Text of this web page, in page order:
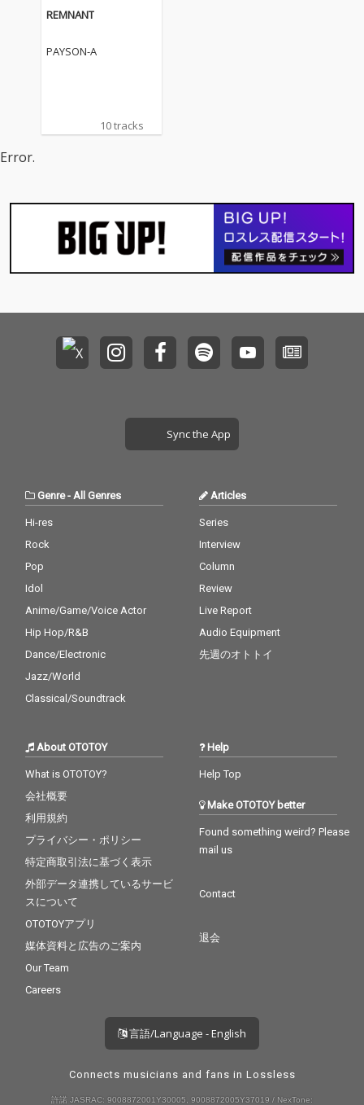
REMNANT
PAYSON-A
10 tracks
Error.
Sync the App
Genre- All Genres
Hi-res
Rock
Pop
Idol
Anime/Game/Voice Actor
Hip Hop/R&B
Dance/Electronic
Jazz/World
Classical/Soundtrack
Articles
Series
Interview
Column
Review
Live Report
Audio Equipment
先週のオトトイ
About OTOTOY
What is OTOTOY?
会社概要
利用規約
プライバシー・ポリシー
特定商取引法に基づく表示
外部データ連携しているサービ
スについて
OTOTOYアプリ
媒体資料と広告のご案内
Our Team
Careers
Help
Help Top
Make OTOTOY better
Found something weird? Please
mail us
Contact
退会
言語/Language - English
Connects musicians and fans in Lossless
許諾 JASRAC: 9008872001Y30005, 9008872005Y37019 / NexTone: